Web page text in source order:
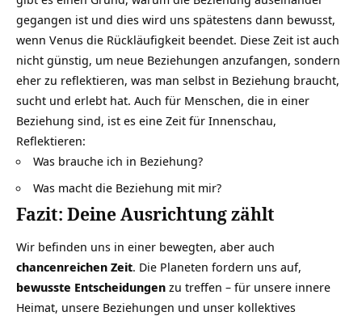
gegangen ist und dies wird uns spätestens dann bewusst,
wenn Venus die Rückläufigkeit beendet. Diese Zeit ist auch
nicht günstig, um neue Beziehungen anzufangen, sondern
eher zu reflektieren, was man selbst in Beziehung braucht,
sucht und erlebt hat. Auch für Menschen, die in einer
Beziehung sind, ist es eine Zeit für Innenschau,
Reflektieren:
Was brauche ich in Beziehung?
Was macht die Beziehung mit mir?
Fazit: Deine Ausrichtung zählt
Wir befinden uns in einer bewegten, aber auch
chancenreichen Zeit. Die Planeten fordern uns auf,
bewusste Entscheidungen zu treffen – für unsere innere
Heimat, unsere Beziehungen und unser kollektives